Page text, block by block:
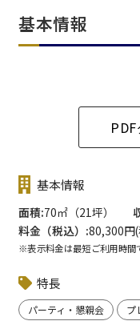
基本情報
基本情報
面積 70㎡（21坪）
料金（税込）
80,300円
※表示料金は最短ご利用時間
特長
パーティ・懇親会 プ